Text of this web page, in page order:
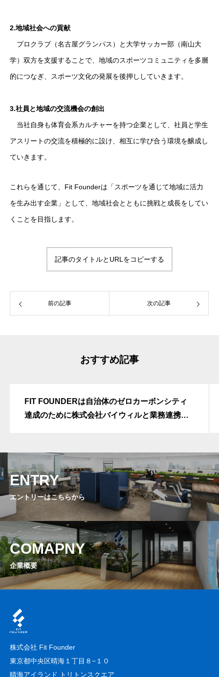
2.地域社会への貢献
プロクラブ（名古屋グランパス）と大学サッカー部（南山大
学）双方を支援することで、地域のスポーツコミュニティを多層
的につなぎ、スポーツ文化の発展を後押ししていきます。
3.社員と地域の交流機会の創出
当社自身も体育会系カルチャーを持つ企業として、社員と学生
アスリートの交流を積極的に設け、相互に学び合う環境を醸成し
ていきます。
これらを通じて、Fit Founderは「スポーツを通じて地域に活力
を生み出す企業」として、地域社会とともに挑戦と成長をしてい
くことを目指します。
記事のタイトルとURLをコピーする
前の記事 次の記事
おすすめ記事
FIT FOUNDERは自治体のゼロカーボンシティ
達成のために株式会社バイウィルと業務連携い
ENTRY
エントリーはこちらから
COMAPNY
企業概要
株式会社 Fit Founder
東京都中央区晴海１丁目８−１０
晴海アイランド トリトンスクエア